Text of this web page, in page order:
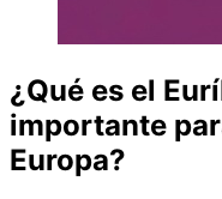
¿Qué es el
importante
Europa?